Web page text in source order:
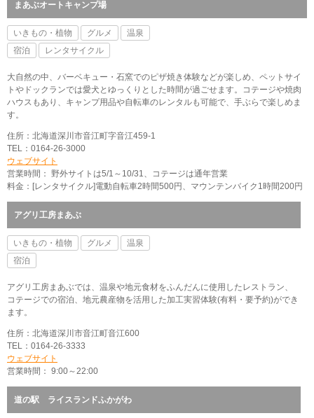
まあぶオートキャンプ場
いきもの・植物 グルメ
温泉
宿泊
レンタサイクル
大自然の中、バーベキュー・石窯でのピザ焼き体験などが楽しめ、ペットサイ
トやドックランでは愛犬とゆっくりとした時間が過ごせます。コテージや焼肉
ハウスもあり、キャンプ用品や自転車のレンタルも可能で、手ぶらで楽しめま
す。
住所：北海道深川市音江町字音江459-1
TEL：0164-26-3000
ウェブサイト
営業時間： 野外サイトは5/1～10/31、コテージは通年営業
料金：[レンタサイクル]電動自転車2時間500円、マウンテンバイク1時間200円
アグリ工房まあぶ
いきもの・植物 グルメ
温泉
宿泊
アグリ工房まあぶでは、温泉や地元食材をふんだんに使用したレストラン、
コテージでの宿泊、地元農産物を活用した加工実習体験(有料・要予約)ができ
ます。
住所：北海道深川市音江町音江600
TEL：0164-26-3333
ウェブサイト
営業時間： 9:00～22:00
道の駅 ライスランドふかがわ